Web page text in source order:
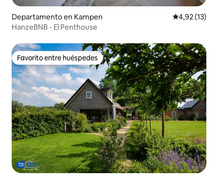
Departamento en Kampen Calificación
4,92 (13)
HanzeBNB - El Penthouse
Favorito entre huéspedes
Favorito entre huéspedes